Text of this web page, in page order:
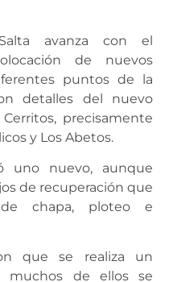
avanza con el
de nuevos
puntos de la
detalles del nuevo
precisamente
y Los Abetos.
uno nuevo, aunque
de recuperación que
de chapa, ploteo e
que se realiza un
muchos de ellos se